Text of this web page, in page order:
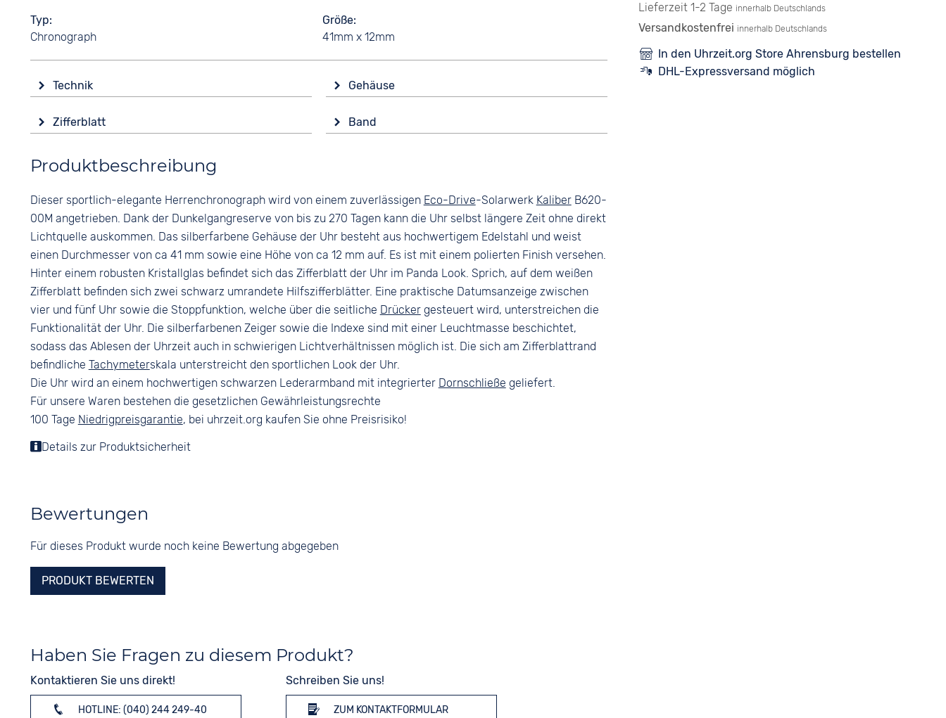
Lieferzeit 1-2 Tage innerhalb Deutschlands
Versandkostenfrei innerhalb Deutschlands
In den Uhrzeit.org Store Ahrensburg bestellen
DHL-Expressversand möglich
Typ
Chronograph
Größe
41mm x 12mm
Technik
Solar
Datumsanzeige
Leuchtzeiger / -ziffern
Stoppuhr
Wasserdicht
10 bar
Gehäuse
Mineralglas
Edelstahl
Farbe
Silber
Zifferblatt
Analog
Weiß
Ziffern
Keine
Band
Leder
Bandschließe
Dornschließe
Produktbeschreibung
Dieser sportlich-elegante Herrenchronograph wird von einem zuverlässigen Eco-Drive-Solarwerk KaliberB620-
00M angetrieben. Dank der Dunkelgangreserve von bis zu 270 Tagen kann die Uhr selbst längere Zeit ohne direkt
Lichtquelle auskommen. Das silberfarbene Gehäuse der Uhr besteht aus hochwertigem Edelstahl und weist
einen Durchmesser von ca 41 mm sowie eine Höhe von ca 12 mm auf. Es ist mit einem polierten Finish versehen.
Hinter einem robusten Kristallglas befindet sich das Zifferblatt der Uhr im Panda Look. Sprich, auf dem weißen
Zifferblatt befinden sich zwei schwarz umrandete Hilfszifferblätter. Eine praktische Datumsanzeige zwischen
vier und fünf Uhr sowie die Stoppfunktion, welche über die seitliche Drückergesteuert wird, unterstreichen die
Funktionalität der Uhr. Die silberfarbenen Zeiger sowie die Indexe sind mit einer Leuchtmasse beschichtet,
sodass das Ablesen der Uhrzeit auch in schwierigen Lichtverhältnissen möglich ist. Die sich am Zifferblattrand
befindliche Tachymeterskala unterstreicht den sportlichen Look der Uhr.
Die Uhr wird an einem hochwertigen schwarzen Lederarmband mit integrierter Dornschließe geliefert.
Für unsere Waren bestehen die gesetzlichen Gewährleistungsrechte
100 Tage Niedrigpreisgarantie, bei uhrzeit.org kaufen Sie ohne Preisrisiko!
Details zur Produktsicherheit
Bewertungen
Für dieses Produkt wurde noch keine Bewertung abgegeben
PRODUKT BEWERTEN
Haben Sie Fragen zu diesem Produkt?
Kontaktieren Sie uns direkt!
HOTLINE: (040) 244 249-40
Schreiben Sie uns!
ZUM KONTAKTFORMULAR